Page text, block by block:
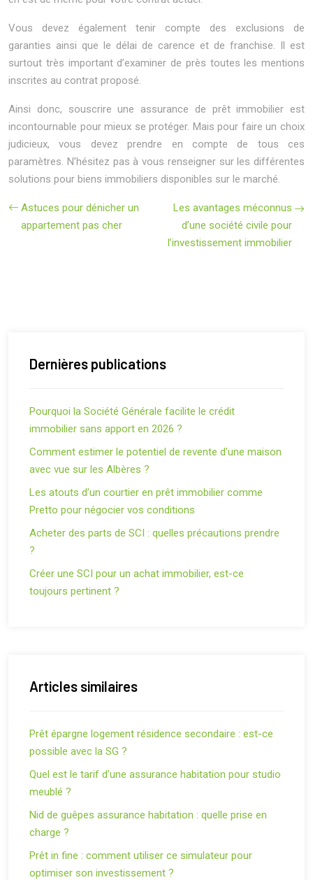
Vous devez également tenir compte des exclusions de
garanties ainsi que le délai de carence et de franchise. Il est
surtout très important d’examiner de près toutes les mentions
inscrites au contrat proposé.
Ainsi donc, souscrire une assurance de prêt immobilier est
incontournable pour mieux se protéger. Mais pour faire un choix
judicieux, vous devez prendre en compte de tous ces
paramètres. N’hésitez pas à vous renseigner sur les différentes
solutions pour biens immobiliers disponibles sur le marché.
Astuces pour dénicher un
appartement pas cher
Les avantages méconnus
d’une société civile pour
l’investissement immobilier
Dernières publications
Pourquoi la Société Générale facilite le crédit
immobilier sans apport en 2026 ?
Comment estimer le potentiel de revente d’une maison
avec vue sur les Albères ?
Les atouts d’un courtier en prêt immobilier comme
Pretto pour négocier vos conditions
Acheter des parts de SCI : quelles précautions prendre
?
Créer une SCI pour un achat immobilier, est-ce
toujours pertinent ?
Articles similaires
Prêt épargne logement résidence secondaire : est-ce
possible avec la SG ?
Quel est le tarif d’une assurance habitation pour studio
meublé ?
Nid de guêpes assurance habitation : quelle prise en
charge ?
Prêt in fine : comment utiliser ce simulateur pour
optimiser son investissement ?